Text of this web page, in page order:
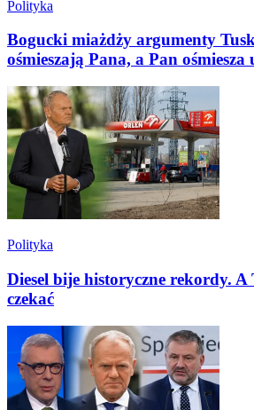
Polityka
Bogucki miażdży argumenty
ośmieszają Pana, a Pan
Polityka
Diesel bije historyczne rekordy. A
czekać